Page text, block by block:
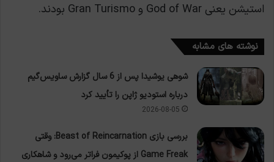
استیشن یعنی God of War و Gran Turismo بودند.
نوشته های مشابه
شوهی یوشیدا پس از 6 سال گزارش ساویس‌گیم
درباره استودیو ژاپن را تأیید کرد
2026-08-05
بررسی بازی Beast of Reincarnation: وقتی
Game Freak از پوکیمون فراتر می‌رود و شاهکاری